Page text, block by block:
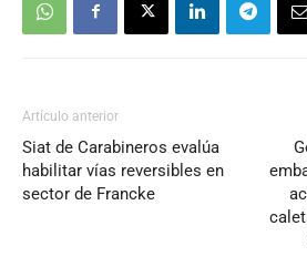
Artículo anterior
Siat de Carabineros evalúa
habilitar vías reversibles en
sector de Francke